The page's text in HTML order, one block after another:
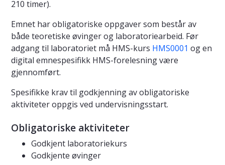
210 timer).
Emnet har obligatoriske oppgaver som består av
både teoretiske øvinger og laboratoriearbeid. Før
adgang til laboratoriet må HMS-kurs HMS0001 og en
digital emnespesifikk HMS-forelesning være
gjennomført.
Spesifikke krav til godkjenning av obligatoriske
aktiviteter oppgis ved undervisningsstart.
Obligatoriske aktiviteter
Godkjent laboratoriekurs
Godkjente øvinger